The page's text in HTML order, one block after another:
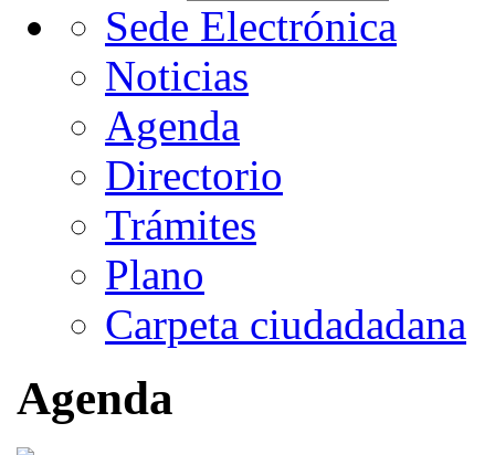
Sede Electrónica
Noticias
Agenda
Directorio
Trámites
Plano
Carpeta ciudadadana
Agenda